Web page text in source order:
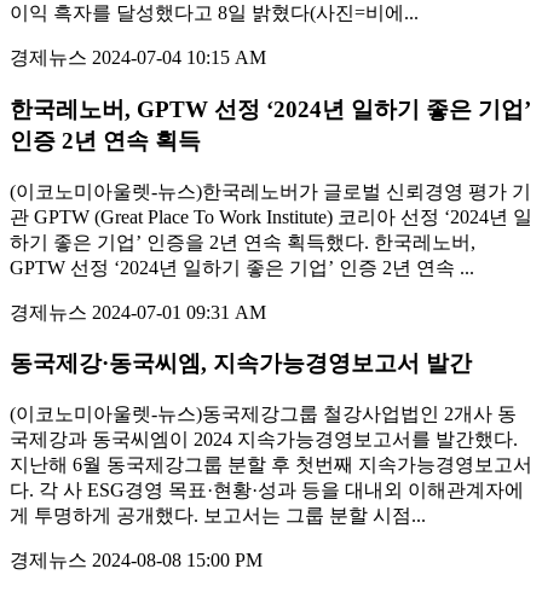
이익 흑자를 달성했다고 8일 밝혔다(사진=비에...
경제뉴스 2024-07-04 10:15 AM
한국레노버, GPTW 선정 ‘2024년 일하기 좋은 기업’
인증 2년 연속 획득
(이코노미아울렛-뉴스)한국레노버가 글로벌 신뢰경영 평가 기
관 GPTW (Great Place To Work Institute) 코리아 선정 ‘2024년 일
하기 좋은 기업’ 인증을 2년 연속 획득했다. 한국레노버,
GPTW 선정 ‘2024년 일하기 좋은 기업’ 인증 2년 연속 ...
경제뉴스 2024-07-01 09:31 AM
동국제강·동국씨엠, 지속가능경영보고서 발간
(이코노미아울렛-뉴스)동국제강그룹 철강사업법인 2개사 동
국제강과 동국씨엠이 2024 지속가능경영보고서를 발간했다.
지난해 6월 동국제강그룹 분할 후 첫번째 지속가능경영보고서
다. 각 사 ESG경영 목표·현황·성과 등을 대내외 이해관계자에
게 투명하게 공개했다. 보고서는 그룹 분할 시점...
경제뉴스 2024-08-08 15:00 PM